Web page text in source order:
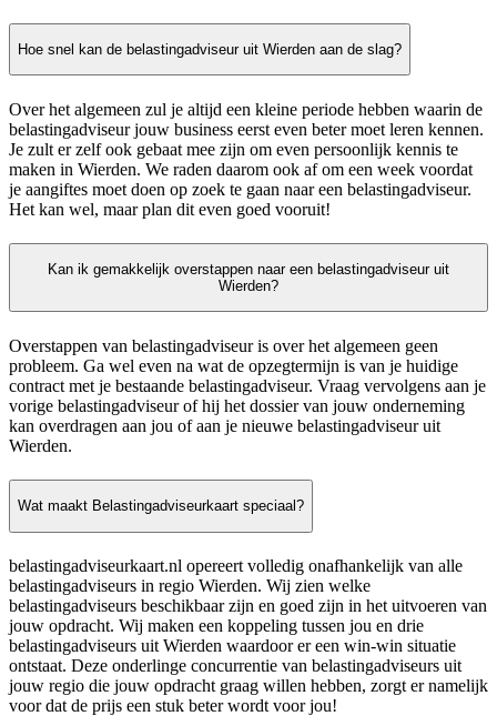
Hoe snel kan de belastingadviseur uit Wierden aan de slag?
Over het algemeen zul je altijd een kleine periode hebben waarin de
belastingadviseur jouw business eerst even beter moet leren kennen.
Je zult er zelf ook gebaat mee zijn om even persoonlijk kennis te
maken in Wierden. We raden daarom ook af om een week voordat
je aangiftes moet doen op zoek te gaan naar een belastingadviseur.
Het kan wel, maar plan dit even goed vooruit!
Kan ik gemakkelijk overstappen naar een belastingadviseur uit
Wierden?
Overstappen van belastingadviseur is over het algemeen geen
probleem. Ga wel even na wat de opzegtermijn is van je huidige
contract met je bestaande belastingadviseur. Vraag vervolgens aan je
vorige belastingadviseur of hij het dossier van jouw onderneming
kan overdragen aan jou of aan je nieuwe belastingadviseur uit
Wierden.
Wat maakt Belastingadviseurkaart speciaal?
belastingadviseurkaart.nl opereert volledig onafhankelijk van alle
belastingadviseurs in regio Wierden. Wij zien welke
belastingadviseurs beschikbaar zijn en goed zijn in het uitvoeren van
jouw opdracht. Wij maken een koppeling tussen jou en drie
belastingadviseurs uit Wierden waardoor er een win-win situatie
ontstaat. Deze onderlinge concurrentie van belastingadviseurs uit
jouw regio die jouw opdracht graag willen hebben, zorgt er namelijk
voor dat de prijs een stuk beter wordt voor jou!